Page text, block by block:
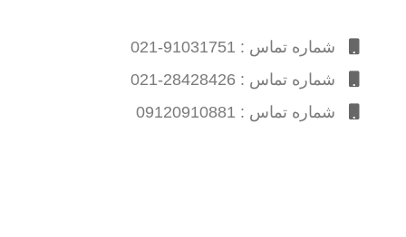
شماره تماس : 91031751-021
شماره تماس : 28428426-021
شماره تماس : 09120910881